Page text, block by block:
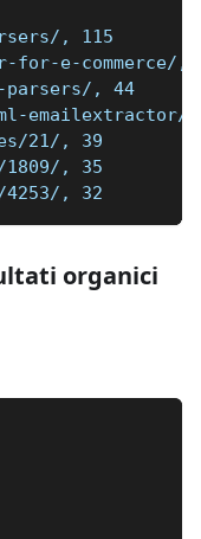
, 115
for-e-commerce/,
, 44
emailextractor/,
21/, 39
, 35
, 32
organici